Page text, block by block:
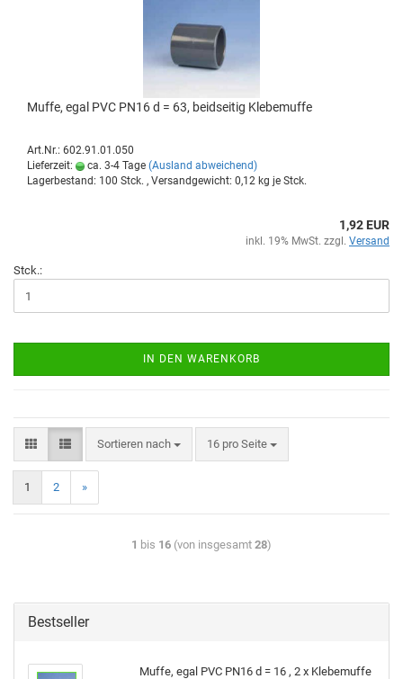
Muffe, egal PVC PN16 d = 63, beid­sei­tig Kle­be­muf­fe
Art.Nr.: 602.91.01.050
Lieferzeit:
ca. 3-4 Tage (Ausland abweichend)
Lagerbestand: 100 Stck. , Versandgewicht: 0,12 kg je Stck.
1,92 EUR
inkl. 19% MwSt. zzgl. Versand
Stck.:
IN DEN WARENKORB
Sortieren nach 16 pro Seite
1 2 »
1 bis 16 (von insgesamt 28)
Bestseller
Muffe, egal PVC PN16 d = 16 , 2 x Kle­be­muf­fe